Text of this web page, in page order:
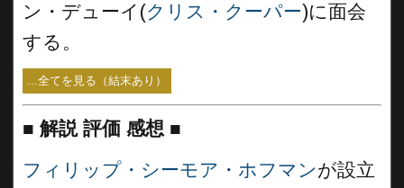
ン・デューイ(クリス・クーパー)に面会
する。
...全てを見る（結末あり）
■ 解説 評価 感想 ■
フィリップ・シーモア・ホフマンが設立